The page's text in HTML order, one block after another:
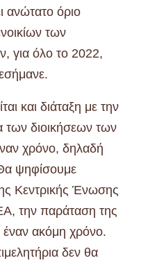
ανώτατο όριο
των
για όλο το 2022,
και διάταξη με την
των διοικήσεων των
χρόνο, δηλαδή
ψηφίσουμε
Κεντρικής Ένωσης
την παράταση της
έναν ακόμη χρόνο.
δεν θα